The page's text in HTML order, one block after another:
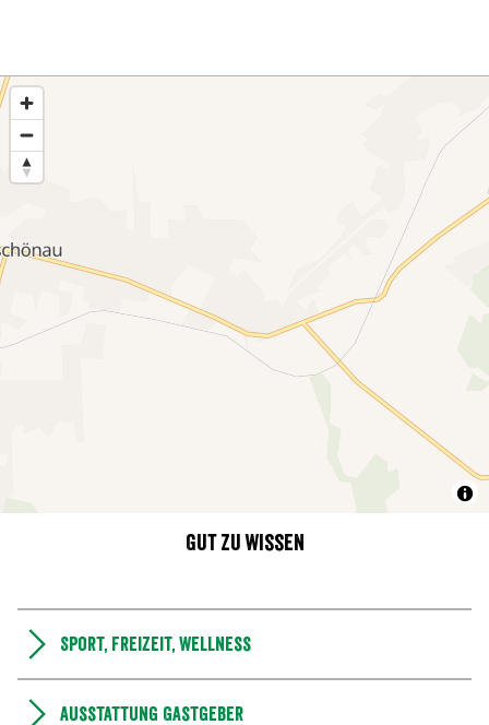
Gut zu wissen
Sport, Freizeit, Wellness
Ausstattung Gastgeber